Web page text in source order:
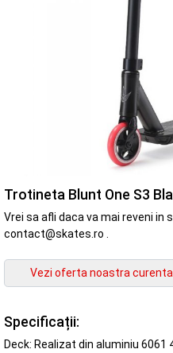
Trotineta Blunt One S3
Vrei sa afli daca va mai reveni in
contact@skates.ro .
Specificații:
Deck: Realizat din aluminiu 6061